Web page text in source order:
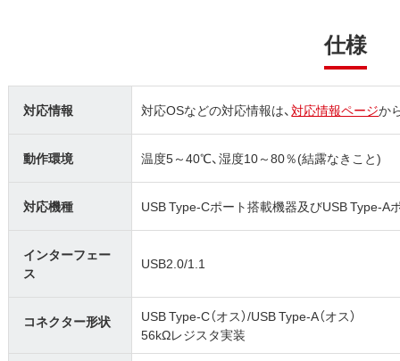
仕様
対応情報 対応OSなどの対応情報は、対応情報ページか
動作環境 温度5～40℃、湿度10～80％(結露なきこと)
対応機種 USB Type-Cポート搭載機器及びUSB Type-A
インターフェー
ス
USB2.0/1.1
コネクター形状
USB Type-C（オス）/USB Type-A（オス）
56kΩレジスタ実装